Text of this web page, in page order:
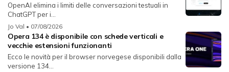
OpenAI elimina i limiti delle conversazioni testuali in
ChatGPT per i...
Jo Val • 07/08/2026
Opera 134 è disponibile con schede verticali e
vecchie estensioni funzionanti
Ecco le novità per il browser norvegese disponibili dalla
versione 134...